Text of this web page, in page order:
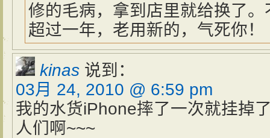
修的毛病，拿到店里就给换了
超过一年，老用新的，气死你！
kinas 说到：
03月 24, 2010 @ 6:59 pm
我的水货iPhone摔了一次就挂掉
人们啊~~~